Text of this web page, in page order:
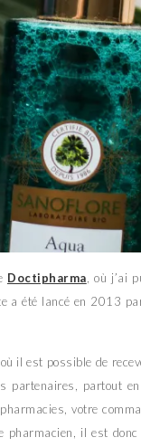
Doctipharma , où j’ai
a été lancé en 2013
où il est possible de
partenaires, partout
votre
il est